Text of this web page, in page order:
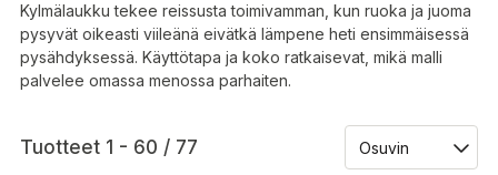
Kylmälaukku tekee reissusta toimivamman, kun ruoka ja juoma
pysyvät oikeasti viileänä eivätkä lämpene heti ensimmäisessä
pysähdyksessä. Käyttötapa ja koko ratkaisevat, mikä malli
palvelee omassa menossa parhaiten.
Tuotteet 1 - 60 / 77